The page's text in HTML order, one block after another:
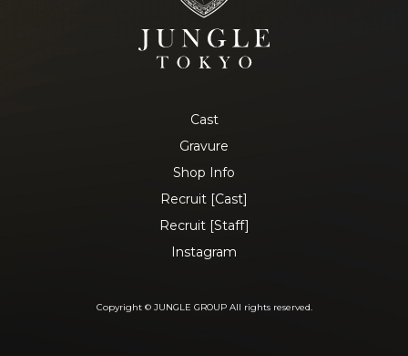
Cast
Gravure
Shop Info
Recruit [Cast]
Recruit [Staff]
Instagram
Copyright © JUNGLE GROUP All rights reserved.